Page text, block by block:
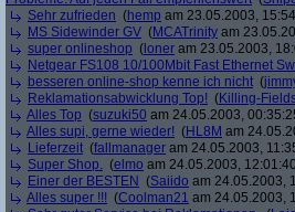
Sehr zufrieden (hemp am 23.05.2003,
MS Sidewinder GV (MCATrinity am
super onlineshop ( loner am 23.05.2003,
Netgear FS108 10/100Mbit Fast Ethernet
besseren online-shop kenne ich nicht (
Reklamationsabwicklung Top! (Killing-
Alles Top (suzuki50 am 24.05.2003,
Alles supi, gerne wieder! (HL8M am
Lieferzeit (fallmanager am 24.05.2003,
Super Shop. (elmo am 24.05.2003,
Einer der BESTEN (Saiido am 24.05.2003,
Alles super !!! (Coolman21 am 24.05.2003,